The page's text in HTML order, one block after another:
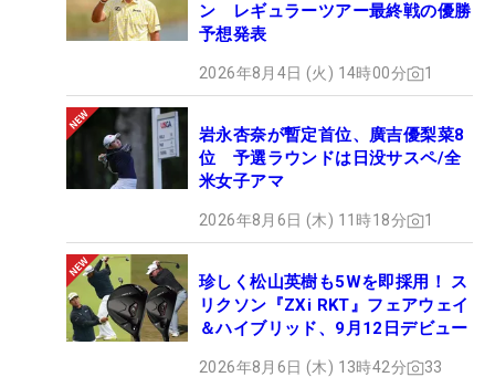
ン レギュラーツアー最終戦の優勝
予想発表
2026年8月4日 (火) 14時00分 1
岩永杏奈が暫定首位、廣吉優梨菜8
位 予選ラウンドは日没サスペ/全
米女子アマ
2026年8月6日 (木) 11時18分 1
珍しく松山英樹も5Wを即採用！ ス
リクソン『ZXi RKT』フェアウェイ
＆ハイブリッド、9月12日デビュー
2026年8月6日 (木) 13時42分 33